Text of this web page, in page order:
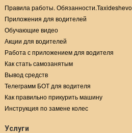
Правила работы. Обязанности.Taxideshevo
Приложения для водителей
Обучающие видео
Акции для водителей
Работа с приложением для водителя
Как стать самозанятым
Вывод средств
Телеграмм БОТ для водителя
Как правильно прикурить машину
Инструкция по замене колес
Услуги